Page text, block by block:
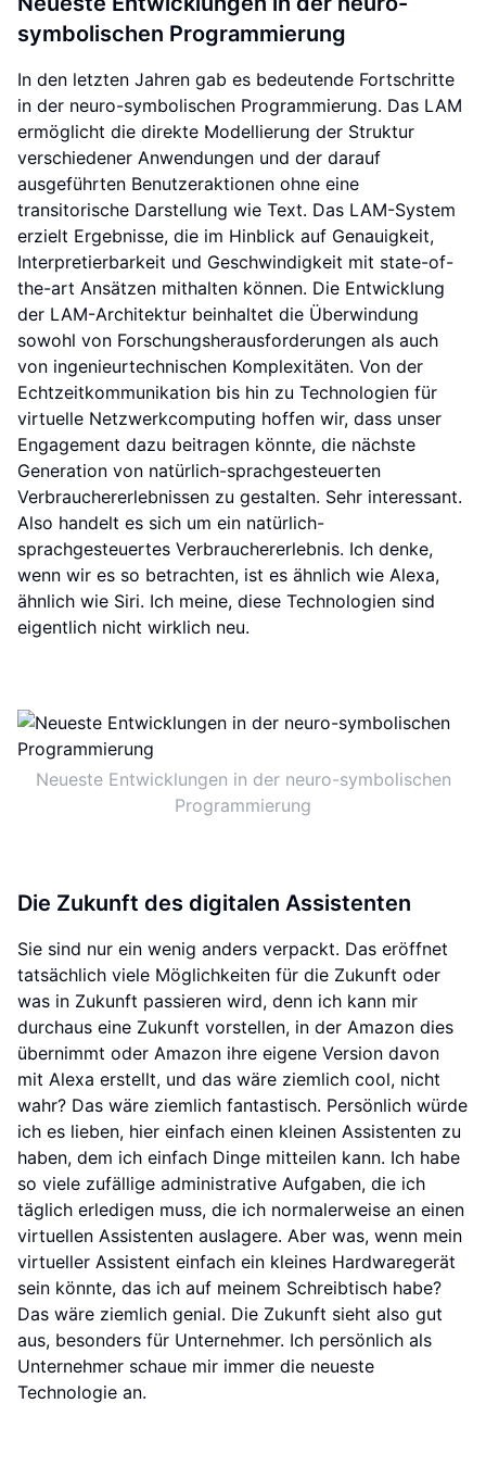
symbolischen Programmierung
In den letzten Jahren gab es bedeutende Fortschritte
in der neuro-symbolischen Programmierung. Das LAM
ermöglicht die direkte Modellierung der Struktur
verschiedener Anwendungen und der darauf
ausgeführten Benutzeraktionen ohne eine
transitorische Darstellung wie Text. Das LAM-System
erzielt Ergebnisse, die im Hinblick auf Genauigkeit,
Interpretierbarkeit und Geschwindigkeit mit state-of-
the-art Ansätzen mithalten können. Die Entwicklung
der LAM-Architektur beinhaltet die Überwindung
sowohl von Forschungsherausforderungen als auch
von ingenieurtechnischen Komplexitäten. Von der
Echtzeitkommunikation bis hin zu Technologien für
virtuelle Netzwerkcomputing hoffen wir, dass unser
Engagement dazu beitragen könnte, die nächste
Generation von natürlich-sprachgesteuerten
Verbrauchererlebnissen zu gestalten. Sehr interessant.
Also handelt es sich um ein natürlich-
sprachgesteuertes Verbrauchererlebnis. Ich denke,
wenn wir es so betrachten, ist es ähnlich wie Alexa,
ähnlich wie Siri. Ich meine, diese Technologien sind
eigentlich nicht wirklich neu.
Neueste Entwicklungen in der neuro-symbolischen
Programmierung
Die Zukunft des digitalen Assistenten
Sie sind nur ein wenig anders verpackt. Das eröffnet
tatsächlich viele Möglichkeiten für die Zukunft oder
was in Zukunft passieren wird, denn ich kann mir
durchaus eine Zukunft vorstellen, in der Amazon dies
übernimmt oder Amazon ihre eigene Version davon
mit Alexa erstellt, und das wäre ziemlich cool, nicht
wahr? Das wäre ziemlich fantastisch. Persönlich würde
ich es lieben, hier einfach einen kleinen Assistenten zu
haben, dem ich einfach Dinge mitteilen kann. Ich habe
so viele zufällige administrative Aufgaben, die ich
täglich erledigen muss, die ich normalerweise an einen
virtuellen Assistenten auslagere. Aber was, wenn mein
virtueller Assistent einfach ein kleines Hardwaregerät
sein könnte, das ich auf meinem Schreibtisch habe?
Das wäre ziemlich genial. Die Zukunft sieht also gut
aus, besonders für Unternehmer. Ich persönlich als
Unternehmer schaue mir immer die neueste
Technologie an.